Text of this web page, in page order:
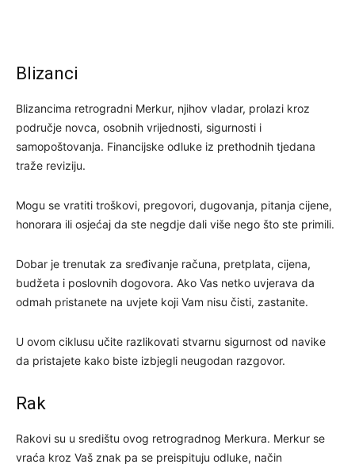
Blizanci
Blizancima retrogradni Merkur, njihov vladar, prolazi kroz
područje novca, osobnih vrijednosti, sigurnosti i
samopoštovanja. Financijske odluke iz prethodnih tjedana
traže reviziju.
Mogu se vratiti troškovi, pregovori, dugovanja, pitanja cijene,
honorara ili osjećaj da ste negdje dali više nego što ste primili.
Dobar je trenutak za sređivanje računa, pretplata, cijena,
budžeta i poslovnih dogovora. Ako Vas netko uvjerava da
odmah pristanete na uvjete koji Vam nisu čisti, zastanite.
U ovom ciklusu učite razlikovati stvarnu sigurnost od navike
da pristajete kako biste izbjegli neugodan razgovor.
Rak
Rakovi su u središtu ovog retrogradnog Merkura. Merkur se
vraća kroz Vaš znak pa se preispituju odluke, način